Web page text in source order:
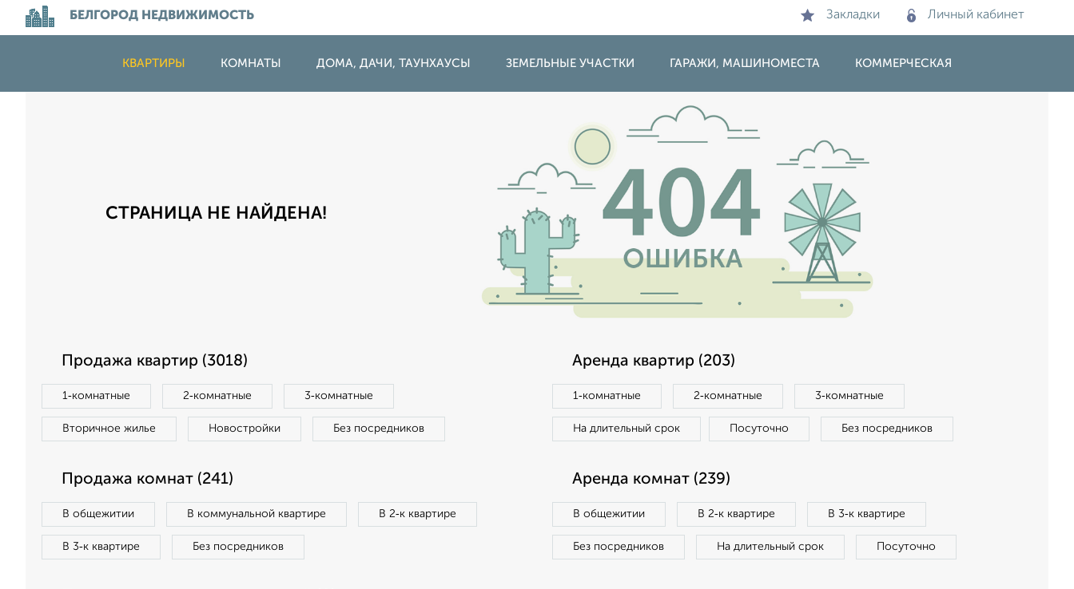
БЕЛГОРОД НЕДВИЖИМОСТЬ Закладки Личный кабинет
КВАРТИРЫ КОМНАТЫ ДОМА, ДАЧИ, ТАУНХАУСЫ ЗЕМЕЛЬНЫЕ УЧАСТКИ ГАРАЖИ, МАШИНОМЕСТА КОММЕРЧЕСКАЯ
СТРАНИЦА НЕ НАЙДЕНА!
Продажа квартир (3018)
1‑комнатные 2‑комнатные 3‑комнатные
Вторичное жилье Новостройки Без посредников
Аренда квартир (203)
1‑комнатные 2‑комнатные 3‑комнатные
На длительный срок Посуточно Без посредников
Продажа комнат (241)
В общежитии В коммунальной квартире В 2‑к квартире
В 3‑к квартире Без посредников
Аренда комнат (239)
В общежитии В 2‑к квартире В 3‑к квартире
Без посредников На длительный срок Посуточно